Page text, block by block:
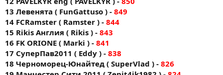
13 Левенята ( FunGattuso ) - 849
14 FCRamster ( Ramster ) - 844
15 Rikis Англия ( Rikis ) - 843
16 FK ORIONE ( Markі ) - 841
17 СуперПав2011 ( Eddy ) - 838
18 Черноморец-Юнайтед ( SuperVlad ) - 826